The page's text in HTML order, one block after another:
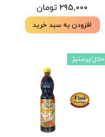
۲۹۵,۰۰۰ تومان
افزودن به سبد خرید
حلال/پرستیژ